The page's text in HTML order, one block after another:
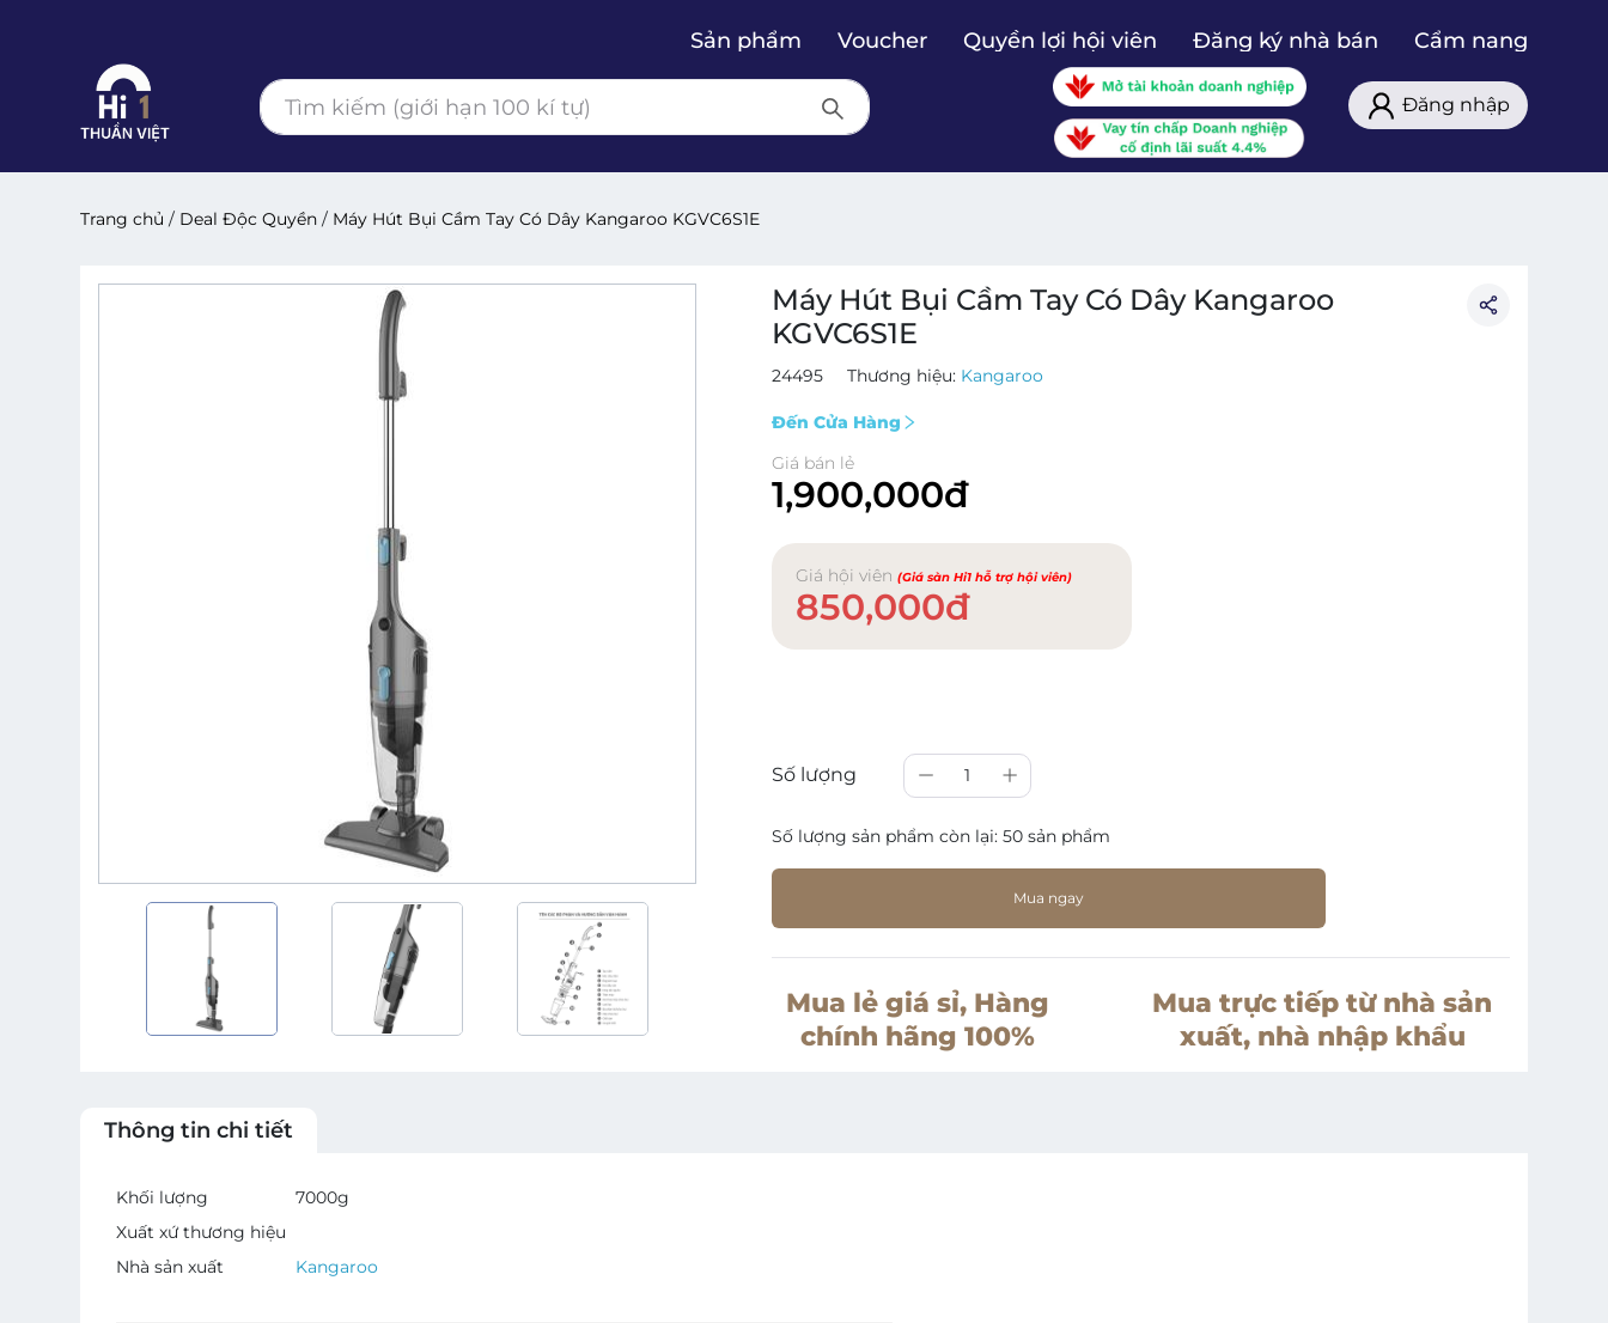
Sản phẩm Voucher Quyền lợi hội viên Đăng ký nhà bán Cẩm nang
Đăng nhập
Trang chủ / Deal Độc Quyền / Máy Hút Bụi Cầm Tay Có Dây Kangaroo KGVC6S1E
Máy Hút Bụi Cầm Tay Có Dây Kangaroo
KGVC6S1E
24495 Thương hiệu: Kangaroo
Đến Cửa Hàng
Giá bán lẻ
1,900,000đ
Giá hội viên (Giá sàn Hi1 hỗ trợ hội viên)
850,000đ
Số lượng 1
Số lượng sản phẩm còn lại:50 sản phẩm
Mua ngay
Mua lẻ giá sỉ, Hàng
chính hãng 100%
Mua trực tiếp từ nhà sản
xuất, nhà nhập khẩu
Thông tin chi tiết
Khối lượng 7000g
Xuất xứ thương hiệu
Nhà sản xuất
Kangaroo